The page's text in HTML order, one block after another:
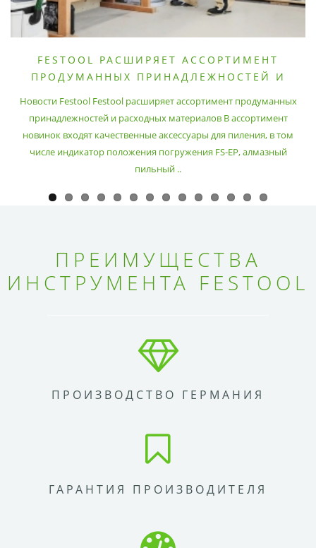
FESTOOL РАСШИРЯЕТ АССОРТИМЕНТ
ПРОДУМАННЫХ ПРИНАДЛЕЖНОСТЕЙ И
Новости Festool Festool расширяет ассортимент продуманных
принадлежностей и расходных материалов В ассортимент
новинок входят качественные аксессуары для пиления, в том
числе индикатор положения погружения FS-EP, алмазный
пильный ..
ПРЕИМУЩЕСТВА
ИНСТРУМЕНТА FESTOOL
ПРОИЗВОДСТВО ГЕРМАНИЯ
ГАРАНТИЯ ПРОИЗВОДИТЕЛЯ